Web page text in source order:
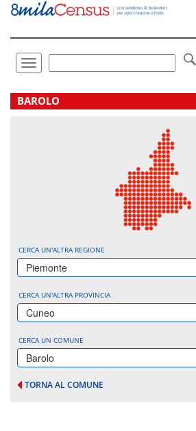
Vai
direttamente
Toggle
navigation
.
BAROLO
CERCA UN'ALTRA REGIONE
Piemonte
CERCA UN'ALTRA PROVINCIA
Cuneo
CERCA UN COMUNE
Barolo
TORNA AL COMUNE